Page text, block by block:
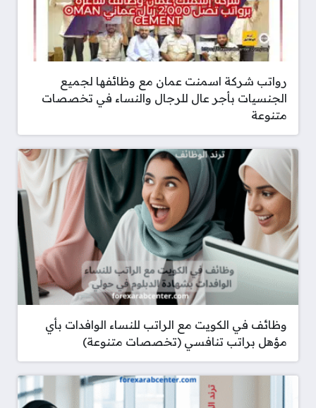
رواتب شركة اسمنت عمان مع وظائفها لجميع
الجنسيات بأجر عال للرجال والنساء في تخصصات
متنوعة
وظائف في الكويت مع الراتب للنساء الوافدات بأي
مؤهل براتب تنافسي (تخصصات متنوعة)